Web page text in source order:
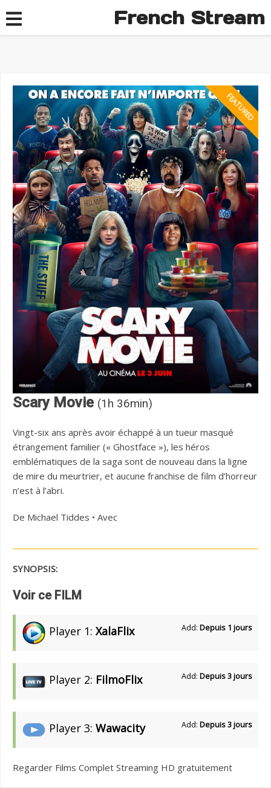
French Stream
Scary Movie (1h 36min)
Vingt-six ans après avoir échappé à un tueur masqué
étrangement familier (« Ghostface »), les héros
emblématiques de la saga sont de nouveau dans la ligne
de mire du meurtrier, et aucune franchise de film d’horreur
n’est à l’abri.
De Michael Tiddes • Avec
SYNOPSIS:
Voir ce FILM
Player 1: XalaFlix Add: Depuis 1 jours
Player 2: FilmoFlix Add: Depuis 3 jours
Player 3: Wawacity Add: Depuis 3 jours
Regarder Films Complet Streaming HD gratuitement